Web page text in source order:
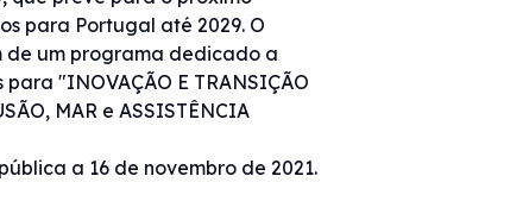
para Portugal até 2029. O
de um programa dedicado a
"INOVAÇÃO E TRANSIÇÃO
MAR e ASSISTÊNCIA
a 16 de novembro de 2021.